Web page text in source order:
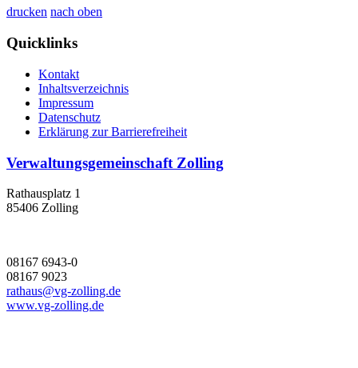
drucken nach oben
Quicklinks
Kontakt
Inhaltsverzeichnis
Impressum
Datenschutz
Erklärung zur Barrierefreiheit
Verwaltungsgemeinschaft Zolling
Rathausplatz 1
85406 Zolling
08167 6943-0
08167 9023
rathaus@vg-zolling.de
www.vg-zolling.de